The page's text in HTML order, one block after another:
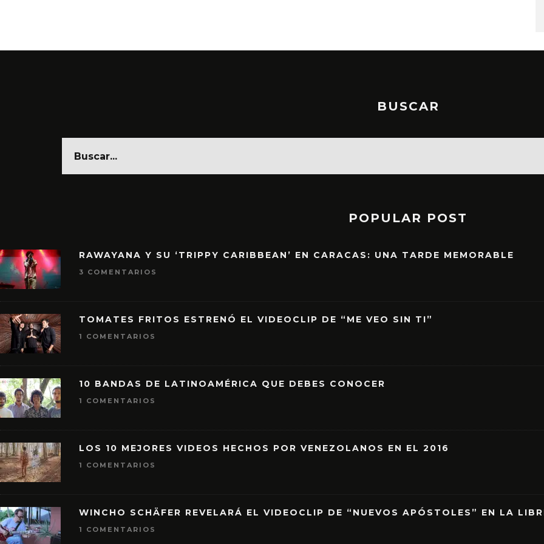
BUSCAR
POPULAR POST
RAWAYANA Y SU ‘TRIPPY CARIBBEAN’ EN CARACAS: UNA TARDE MEMORABLE
3 COMENTARIOS
TOMATES FRITOS ESTRENÓ EL VIDEOCLIP DE “ME VEO SIN TI”
1 COMENTARIOS
10 BANDAS DE LATINOAMÉRICA QUE DEBES CONOCER
1 COMENTARIOS
LOS 10 MEJORES VIDEOS HECHOS POR VENEZOLANOS EN EL 2016
1 COMENTARIOS
WINCHO SCHÄFER REVELARÁ EL VIDEOCLIP DE “NUEVOS APÓSTOLES” EN LA
1 COMENTARIOS